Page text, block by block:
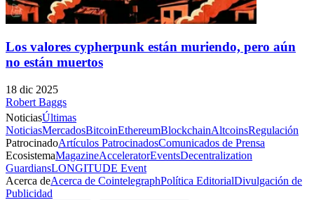
Los valores cypherpunk están muriendo, pero aún
no están muertos
18 dic 2025
Robert Baggs
NoticiasÚltimas
NoticiasMercadosBitcoinEthereumBlockchainAltcoinsRegulación
PatrocinadoArtículos PatrocinadosComunicados de Prensa
EcosistemaMagazineAcceleratorEventsDecentralization
GuardiansLONGITUDE Event
Acerca deAcerca de CointelegraphPolítica EditorialDivulgación de
Publicidad